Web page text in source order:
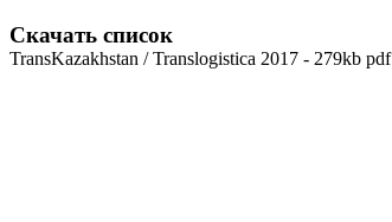
Скачать список
TransKazakhstan / Translogistica 2017 - 279kb pdf